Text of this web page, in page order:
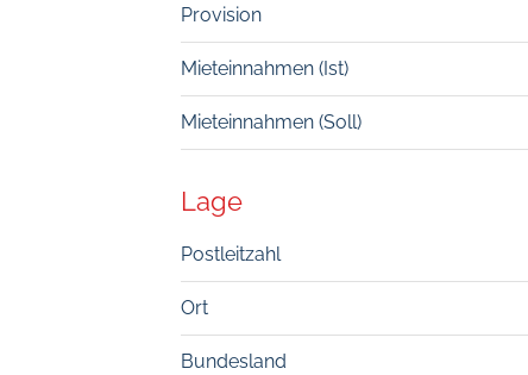
Provision
Mieteinnahmen (Ist)
Mieteinnahmen (Soll)
Lage
Postleitzahl
Ort
Bundesland